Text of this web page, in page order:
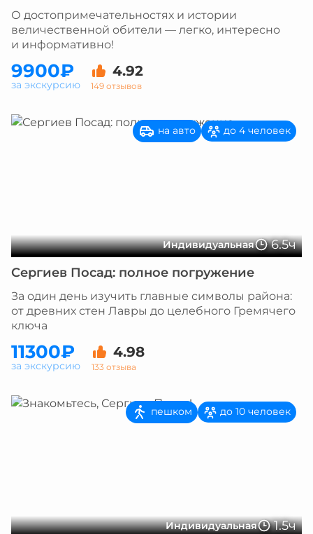
О достопримечательностях и истории
величественной обители — легко, интересно
и информативно!
9900₽ 4.92
149 отзывов
за экскурсию
Индивидуальная 6.5ч
на авто до 4 человек
Сергиев Посад: полное погружение
За один день изучить главные символы района:
от древних стен Лавры до целебного Гремячего
ключа
11300₽ 4.98
133 отзыва
за экскурсию
Индивидуальная 1.5ч
пешком до 10 человек